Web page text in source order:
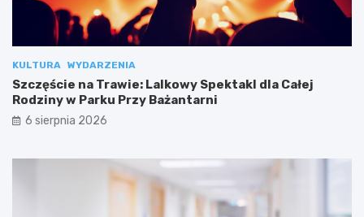
KULTURA WYDARZENIA
Szczęście na Trawie: Lalkowy Spektakl dla Całej
Rodziny w Parku Przy Bażantarni
6 sierpnia 2026